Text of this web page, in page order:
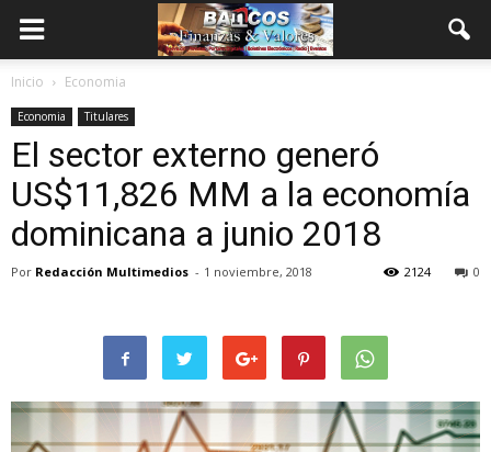
Inicio Economia
Economia Titulares
El sector externo generó
US$11,826 MM a la economía
dominicana a junio 2018
Por Redacción Multimedios - 1 noviembre, 2018 0
2124